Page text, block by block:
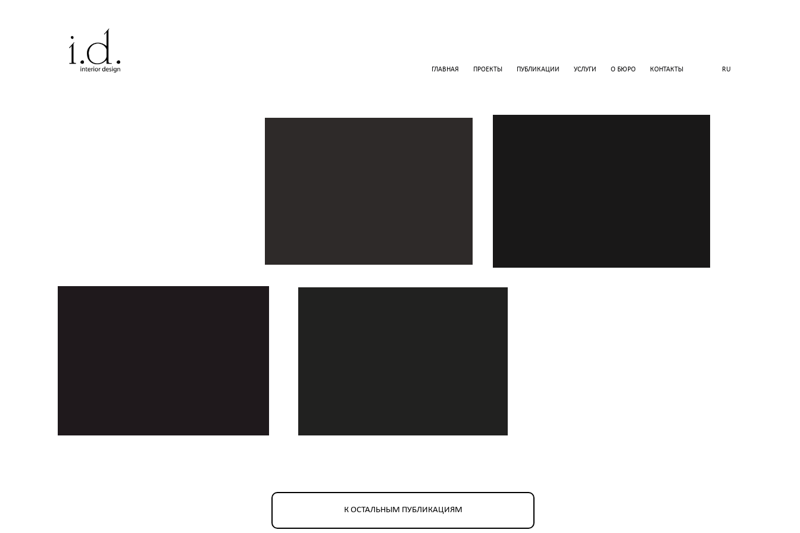
RU
ГЛАВНАЯ ПРОЕКТЫ ПУБЛИКАЦИИ УСЛУГИ О БЮРО КОНТАКТЫ
К ОСТАЛЬНЫМ ПУБЛИКАЦИЯМ